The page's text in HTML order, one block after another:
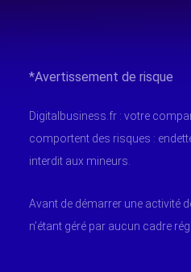
*Avertissement de risque
Digitalbusiness.fr : votre
comportent des risques :
interdit aux mineurs.
Avant de démarrer une activité
n’étant géré par aucun cadre